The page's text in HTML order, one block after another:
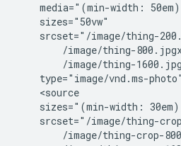
media="(min-width:
    sizes="50vw"
srcset="/image/thing-
/image/thing-
/image/thing-
type="image/vnd.ms-
    <source
sizes="(min-width: 30em)
srcset="/image/thing-
/image/thing-crop-